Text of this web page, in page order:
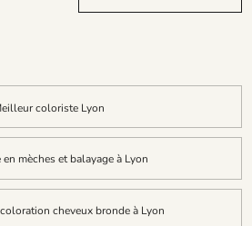
coloriste Lyon
mèches et balayage à Lyon
cheveux bronde à Lyon